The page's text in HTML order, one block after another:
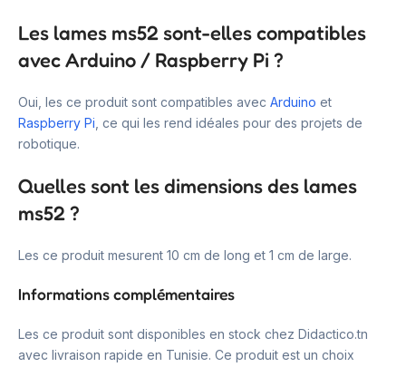
Les lames ms52 sont-elles compatibles
avec Arduino / Raspberry Pi ?
Oui, les ce produit sont compatibles avec Arduino et
Raspberry Pi , ce qui les rend idéales pour des projets de
robotique.
Quelles sont les dimensions des lames
ms52 ?
Les ce produit mesurent 10 cm de long et 1 cm de large.
Informations complémentaires
Les ce produit sont disponibles en stock chez Didactico.tn
avec livraison rapide en Tunisie. Ce produit est un choix